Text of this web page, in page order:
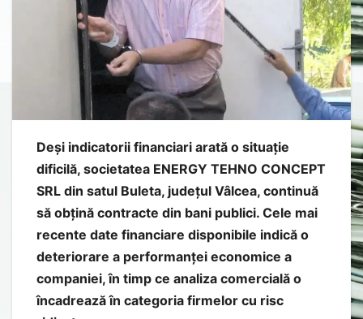
Deși indicatorii financiari arată o situație
dificilă, societatea ENERGY TEHNO CONCEPT
SRL din satul Buleta, județul Vâlcea, continuă
să obțină contracte din bani publici. Cele mai
recente date financiare disponibile indică o
deteriorare a performanței economice a
companiei, în timp ce analiza comercială o
încadrează în categoria firmelor cu risc